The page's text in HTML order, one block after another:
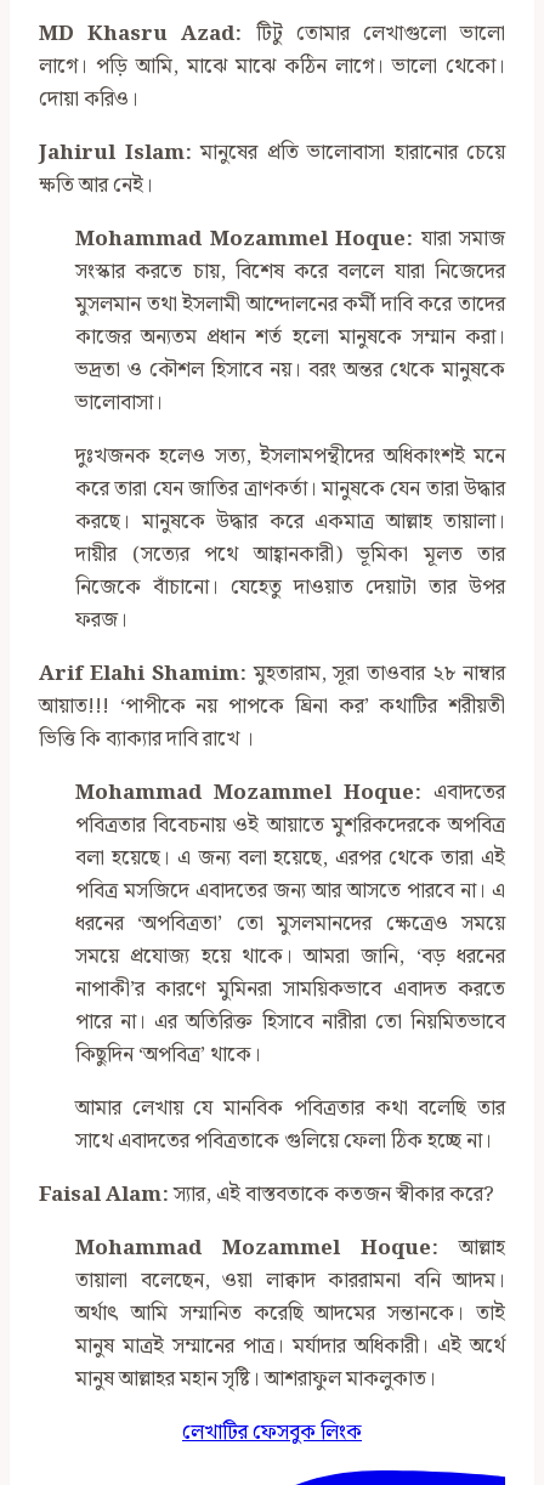
MD Khasru Azad: টিটু তোমার লেখাগুলো ভালো
লাগে। পড়ি আমি, মাঝে মাঝে কঠিন লাগে। ভালো থেকো।
দোয়া করিও।
Jahirul Islam: মানুষের প্রতি ভালোবাসা হারানোর চেয়ে
ক্ষতি আর নেই।
Mohammad Mozammel Hoque: যারা সমাজ
সংস্কার করতে চায়, বিশেষ করে বললে যারা নিজেদের
মুসলমান তথা ইসলামী আন্দোলনের কর্মী দাবি করে তাদের
কাজের অন্যতম প্রধান শর্ত হলো মানুষকে সম্মান করা।
ভদ্রতা ও কৌশল হিসাবে নয়। বরং অন্তর থেকে মানুষকে
ভালোবাসা।
দুঃখজনক হলেও সত্য, ইসলামপন্থীদের অধিকাংশই মনে
করে তারা যেন জাতির ত্রাণকর্তা। মানুষকে যেন তারা উদ্ধার
করছে। মানুষকে উদ্ধার করে একমাত্র আল্লাহ তায়ালা।
দায়ীর (সত্যের পথে আহ্বানকারী) ভূমিকা মূলত তার
নিজেকে বাঁচানো। যেহেতু দাওয়াত দেয়াটা তার উপর
ফরজ।
Arif Elahi Shamim: মুহতারাম, সূরা তাওবার ২৮ নাম্বার
আয়াত!!! ‘পাপীকে নয় পাপকে ঘ্রিনা কর’ কথাটির শরীয়তী
ভিত্তি কি ব্যাক্যার দাবি রাখে ।
Mohammad Mozammel Hoque: এবাদতের
পবিত্রতার বিবেচনায় ওই আয়াতে মুশরিকদেরকে অপবিত্র
বলা হয়েছে। এ জন্য বলা হয়েছে, এরপর থেকে তারা এই
পবিত্র মসজিদে এবাদতের জন্য আর আসতে পারবে না। এ
ধরনের ‘অপবিত্রতা’ তো মুসলমানদের ক্ষেত্রেও সময়ে
সময়ে প্রযোজ্য হয়ে থাকে। আমরা জানি, ‘বড় ধরনের
নাপাকী’র কারণে মুমিনরা সাময়িকভাবে এবাদত করতে
পারে না। এর অতিরিক্ত হিসাবে নারীরা তো নিয়মিতভাবে
কিছুদিন ‘অপবিত্র’ থাকে।
আমার লেখায় যে মানবিক পবিত্রতার কথা বলেছি তার
সাথে এবাদতের পবিত্রতাকে গুলিয়ে ফেলা ঠিক হচ্ছে না।
Faisal Alam:স্যার, এই বাস্তবতাকে কতজন স্বীকার করে?
Mohammad Mozammel Hoque: আল্লাহ
তায়ালা বলেছেন, ওয়া লাক্বাদ কাররামনা বনি আদম।
অর্থাৎ আমি সম্মানিত করেছি আদমের সন্তানকে। তাই
মানুষ মাত্রই সম্মানের পাত্র। মর্যাদার অধিকারী। এই অর্থে
মানুষ আল্লাহর মহান সৃষ্টি। আশরাফুল মাকলুকাত।
লেখাটির ফেসবুক লিংক